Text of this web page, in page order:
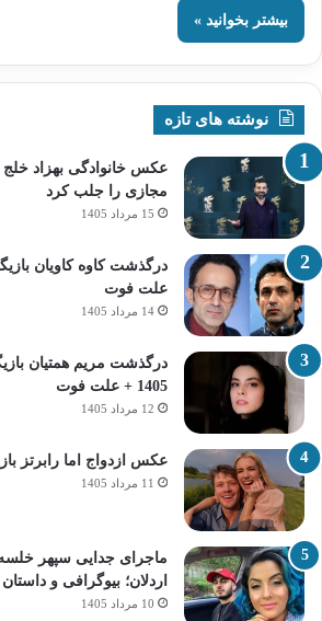
بیشتر بخوانید »
نوشته های تازه
عکس خانوادگی بهزاد
مجازی را جلب کرد
15 مرداد 1405
درگذشت کاوه کاویان
علت فوت
14 مرداد 1405
1405 + علت فوت
12 مرداد 1405
عکس ازدواج اما رابرتز
11 مرداد 1405
ماجرای جدایی سپهر
اردلان؛ بیوگرافی و
10 مرداد 1405